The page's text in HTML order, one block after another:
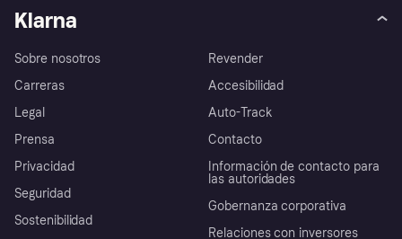
Klarna
Sobre nosotros
Carreras
Legal
Prensa
Privacidad
Seguridad
Sostenibilidad
Revender
Accesibilidad
Auto-Track
Contacto
Información de contacto para
las autoridades
Gobernanza corporativa
Relaciones con inversores